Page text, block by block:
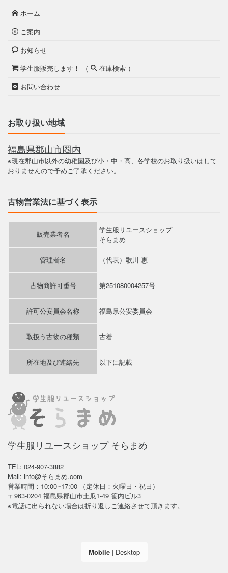
ホーム
ご案内
お知らせ
学生服販売します！ （
在庫検索 ）
お問い合わせ
お取り扱い地域
福島県郡山市圏内
※現在郡山市以外の幼稚園及び小・中・高、各学校のお取り扱いはして
おりませんので予めご了承ください。
古物営業法に基づく表示
販売業者名
学生服リユースショップ
そらまめ
管理者名 （代表）歌川 恵
古物商許可番号 第251080004257号
許可公安員会名称 福島県公安委員会
取扱う古物の種類 古着
所在地及び連絡先 以下に記載
学生服リユースショップ そらまめ
TEL: 024-907-3882
Mail: info@そらまめ.com
営業時間：10:00~17:00 （定休日：火曜日・祝日）
〒963-0204 福島県郡山市土瓜1-49 笹内ビル3
※電話に出られない場合は折り返しご連絡させて頂きます。
Mobile| Desktop